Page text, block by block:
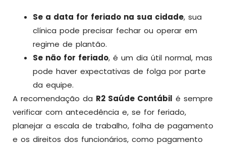
Se a data for feriado na sua cidade, sua
clínica pode precisar fechar ou operar em
regime de plantão.
Se não for feriado, é um dia útil normal, mas
pode haver expectativas de folga por parte
da equipe.
A recomendação da R2 Saúde Contábil é sempre
verificar com antecedência e, se for feriado,
planejar a escala de trabalho, folha de pagamento
e os direitos dos funcionários, como pagamento